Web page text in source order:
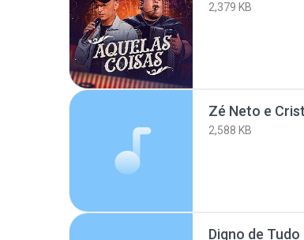
2,379 KB
2,588 KB
Digno de Tudo